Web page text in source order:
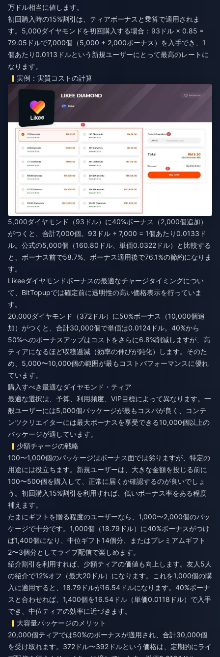
万ドル相当に値します。
初回購入時の15%割引は、ティアボーナスと乗算で適用されま
す。5,000ダイヤモンドを初回購入する場合：93ドル × 0.85 =
79.05ドルで7,000個（5,000 + 2,000ボーナス）を入手でき、1
個あたり0.0113ドルという新規ユーザーにとって最高のレートに
なります。
実例：実質コストの計算
5,000ダイヤモンド（93ドル）に40%ボーナス（2,000個追加）
がつくと、合計7,000個。93ドル ÷ 7,000 = 1個あたり0.0133ド
ル。公式の5,000個（160.80ドル、単価0.0322ドル）と比較する
と、ボーナス前で58.7%、ボーナス適用後で76.1%の節約になりま
す。
Likeeダイヤモンドボーナスの最適なチャージタイミングについ
て、BitTopupでは確定前に透明性の高い価格表示を行っていま
す。
20,000ダイヤモンド（372ドル）に50%ボーナス（10,000個追
加）がつくと、合計30,000個で単価は0.0124ドル。40%から
50%へのボーナスアップはコストをさらに6.8%削減しますが、高
ティアになるほど収穫逓減（効率の伸びが鈍化）します。そのた
め、5,000〜10,000個の範囲が最もコストパフォーマンスに優れ
ています。
購入すべき最適なダイヤモンド・ティア
最適な選択は、予算、利用頻度、VIP目標によって異なります。一
般ユーザーには5,000個パッケージが最もコスパが良く、コンテ
ンツクリエイターには最大ボーナスを享受できる10,000個以上の
パッケージが適しています。
少額チャージの戦略
100〜1,000個のパッケージはボーナス面では劣りますが、特定の
用途には役立ちます。新規ユーザーは、大きな金額を投じる前に
100〜500個を購入して、正常に届くか確認するのが良いでしょ
う。初回購入15%割引を利用すれば、低いボーナス率をある程度
補えます。
たまにギフトを贈る程度のユーザーなら、1,000〜2,000個のパッ
ケージで十分です。1,000個（18.79ドル）に40%ボーナスがつけ
ば1,400個になり、中位ギフト14個分、またはプレミアムギフト
2〜3個分としてライブ配信で楽しめます。
紹介割引を利用すれば、少額ティアの価値も向上します。友人5人
の紹介で12%オフ（最大20ドル）になります。これを1,000個の購
入に適用すると、18.79ドルが16.54ドルになります。40%ボーナ
スと合わせれば、1,400個を16.54ドル（単価0.0118ドル）で入手
でき、中位ティアの効率に近づきます。
大容量パッケージのメリット
20,000個ティアでは50%のボーナスが適用され、合計30,000個
を受け取れます。372ドル〜392ドルという価格は、定期的にライ